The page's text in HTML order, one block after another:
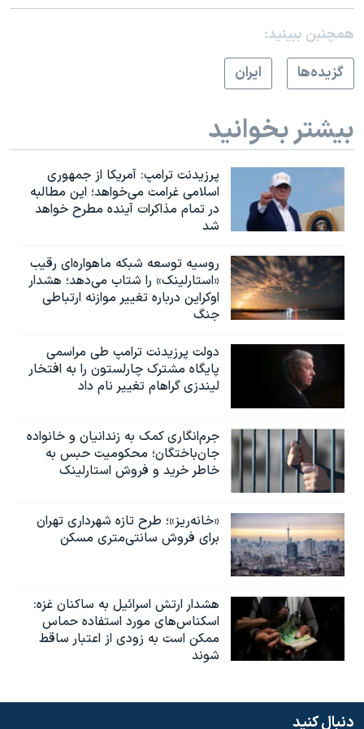
همچنبن ببینید:
گزيده‌ها
ايران
بیشتر بخوانید
پرزیدنت ترامپ: آمریکا از جمهوری
اسلامی غرامت می‌خواهد؛ این مطالبه
در تمام مذاکرات آینده مطرح خواهد
شد
روسیه توسعه شبکه ماهواره‌ای رقیب
«استارلینک» را شتاب می‌دهد؛ هشدار
اوکراین درباره تغییر موازنه ارتباطی
جنگ
دولت پرزیدنت ترامپ طی مراسمی
پایگاه مشترک چارلستون را به افتخار
لیندزی گراهام تغییر نام داد
جرم‌انگاری کمک به زندانیان و خانواده
جان‌باختگان؛ محکومیت حبس به‌
خاطر خرید و فروش استارلینک
«خانه‌ریز»؛ طرح تازه شهرداری تهران
برای فروش سانتی‌متری مسکن
هشدار ارتش اسرائیل به ساکنان غزه:
اسکناس‌های مورد استفاده حماس
ممکن است به‌ زودی از اعتبار ساقط
شوند
دنبال کنید